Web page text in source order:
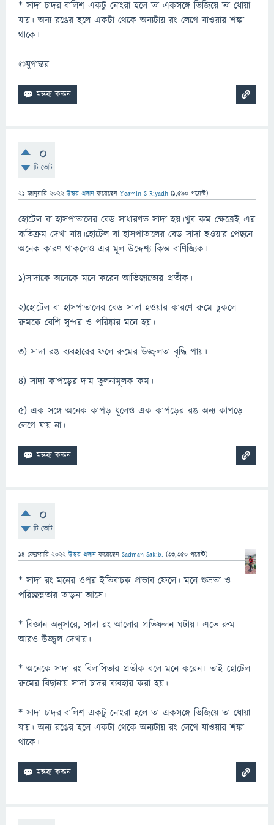
* সাদা চাদর-বালিশ একটু নোংরা হলে তা একসঙ্গে ভিজিয়ে তা ধোয়া
যায়। অন্য রঙের হলে একটা থেকে অন্যটায় রং লেগে যাওয়ার শঙ্কা
থাকে।
©যুগান্তর
0
টি ভোট
21 জানুয়ারি 2022 উত্তর প্রদান করেছেন Yeamin S Riyadh (1,590 পয়েন্ট)
হোটেল বা হাসপাতালের বেড সাধারণত সাদা হয়।খুব কম ক্ষেত্রেই এর
ব্যতিক্রম দেখা যায়।হোটেল বা হাসপাতালের বেড সাদা হওয়ার পেছনে
অনেক কারণ থাকলেও এর মূল উদ্দেশ্য কিন্ত বাণিজ্যিক।
১)সাদাকে অনেকে মনে করেন আভিজাত্যের প্রতীক।
২)হোটেল বা হাসপাতালের বেড সাদা হওয়ার কারণে রুমে ঢুকলে
রুমকে বেশি সুন্দর ও পরিষ্কার মনে হয়।
৩) সাদা রঙ ব্যবহারের ফলে রুমের উজ্জ্বলতা বৃদ্ধি পায়।
৪) সাদা কাপড়ের দাম তুলনামূলক কম।
৫) এক সঙ্গে অনেক কাপড় ধূলেও এক কাপড়ের রঙ অন্য কাপড়ে
লেগে যায় না।
0
টি ভোট
14 ফেব্রুয়ারি 2022 উত্তর প্রদান করেছেন Sadman Sakib. (33,350 পয়েন্ট)
* সাদা রং মনের ওপর ইতিবাচক প্রভাব ফেলে। মনে শুভ্রতা ও
পরিচ্ছন্নতার তাড়না আসে।
* বিজ্ঞান অনুসারে, সাদা রং আলোর প্রতিফলন ঘটায়। এতে রুম
আরও উজ্জ্বল দেখায়।
* অনেকে সাদা রং বিলাসিতার প্রতীক বলে মনে করেন। তাই হোটেল
রুমের বিছানায় সাদা চাদর ব্যবহার করা হয়।
* সাদা চাদর-বালিশ একটু নোংরা হলে তা একসঙ্গে ভিজিয়ে তা ধোয়া
যায়। অন্য রঙের হলে একটা থেকে অন্যটায় রং লেগে যাওয়ার শঙ্কা
থাকে।